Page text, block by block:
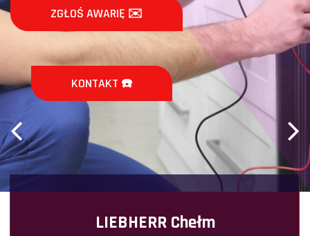
ZGŁOŚ AWARIĘ ✉️
KONTAKT ☎️
LIEBHERR Chełm